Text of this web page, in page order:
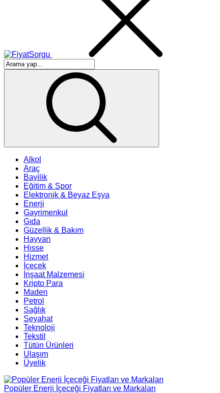
Alkol
Araç
Bayilik
Eğitim & Spor
Elektronik & Beyaz Eşya
Enerji
Gayrimenkul
Gıda
Güzellik & Bakım
Hayvan
Hisse
Hizmet
İçecek
İnşaat Malzemesi
Kripto Para
Maden
Petrol
Sağlık
Seyahat
Teknoloji
Tekstil
Tütün Ürünleri
Ulaşım
Üyelik
Popüler Enerji İçeceği Fiyatları ve Markaları